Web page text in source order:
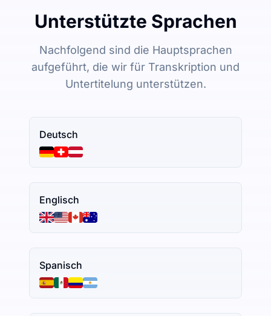
Unterstützte Sprachen
Nachfolgend sind die Hauptsprachen
aufgeführt, die wir für Transkription und
Untertitelung unterstützen.
Deutsch
Englisch
Spanisch